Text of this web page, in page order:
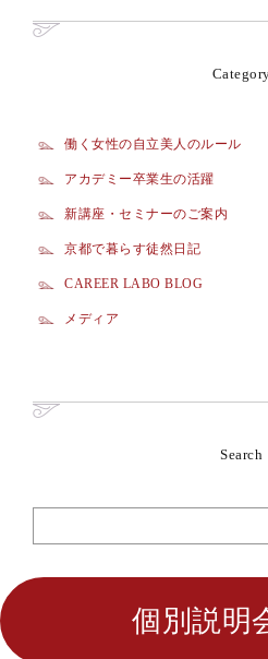
働く女性の自立美人のルール
アカデミー卒業生の活躍
新講座・セミナーのご案内
京都で暮らす徒然日記
CAREER LABO BLOG
メディア
Search
個別説明